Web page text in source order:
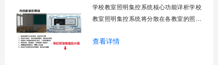
学校教室照明集控系统核心功能详析学校
教室照明集控系统将分散在各教室的照明
关、按需调光、定时策略、能耗监测、故
查看详情